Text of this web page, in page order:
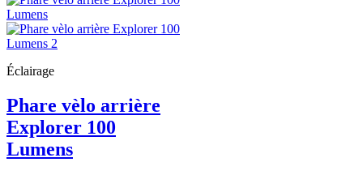
Éclairage
Phare vèlo arrière
Explorer 100
Lumens